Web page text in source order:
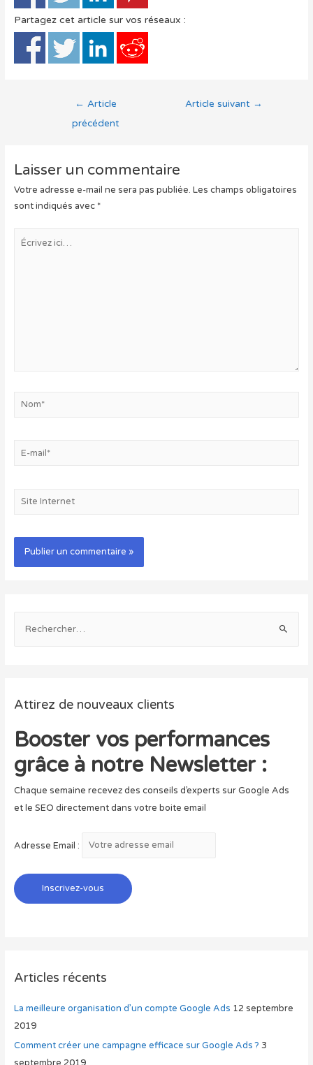
Partagez cet article sur vos réseaux :
Navigation
← Article
précédent
Article suivant →
Laisser un commentaire
Votre adresse e-mail ne sera pas publiée. Les champs obligatoires
sont indiqués avec *
Écrivez
Nom*
E-
Site
r
e
r
:
Attirez de nouveaux clients
Booster vos performances
grâce à notre Newsletter :
Chaque semaine recevez des conseils d’experts sur Google Ads
et le SEO directement dans votre boite email
Adresse Email :
Articles récents
La meilleure organisation d’un compte Google Ads 12 septembre
2019
Comment créer une campagne efficace sur Google Ads ? 3